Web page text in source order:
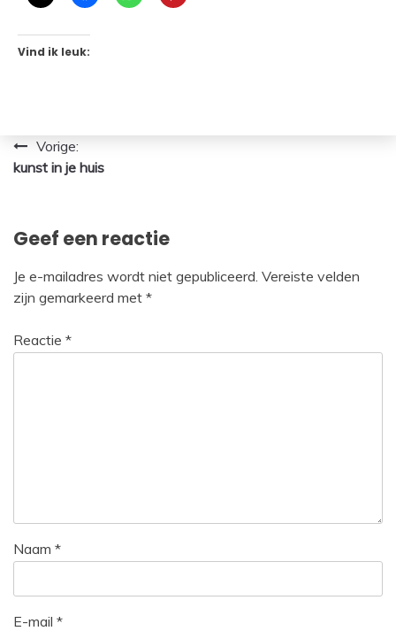
Vind ik leuk:
Bericht
navigatie
Vorige:
kunst in je huis
Geef een reactie
Je e-mailadres wordt niet gepubliceerd. Vereiste velden
zijn gemarkeerd met *
Reactie *
Naam *
E-mail *